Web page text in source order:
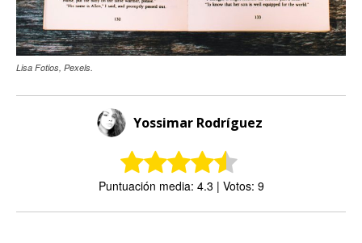
Lisa Fotios, Pexels.
Yossimar Rodríguez
Puntuación media: 4.3 | Votos: 9